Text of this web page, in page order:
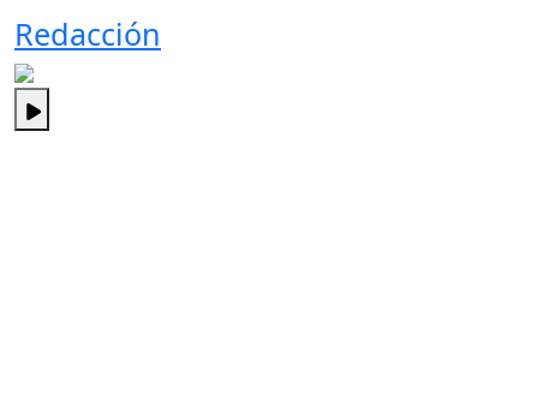
Redacción